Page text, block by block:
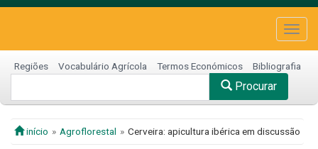
Regiões Vocabulário Agrícola Termos Económicos Bibliografia
Procurar
início Agroflorestal Cerveira: apicultura ibérica em discussão